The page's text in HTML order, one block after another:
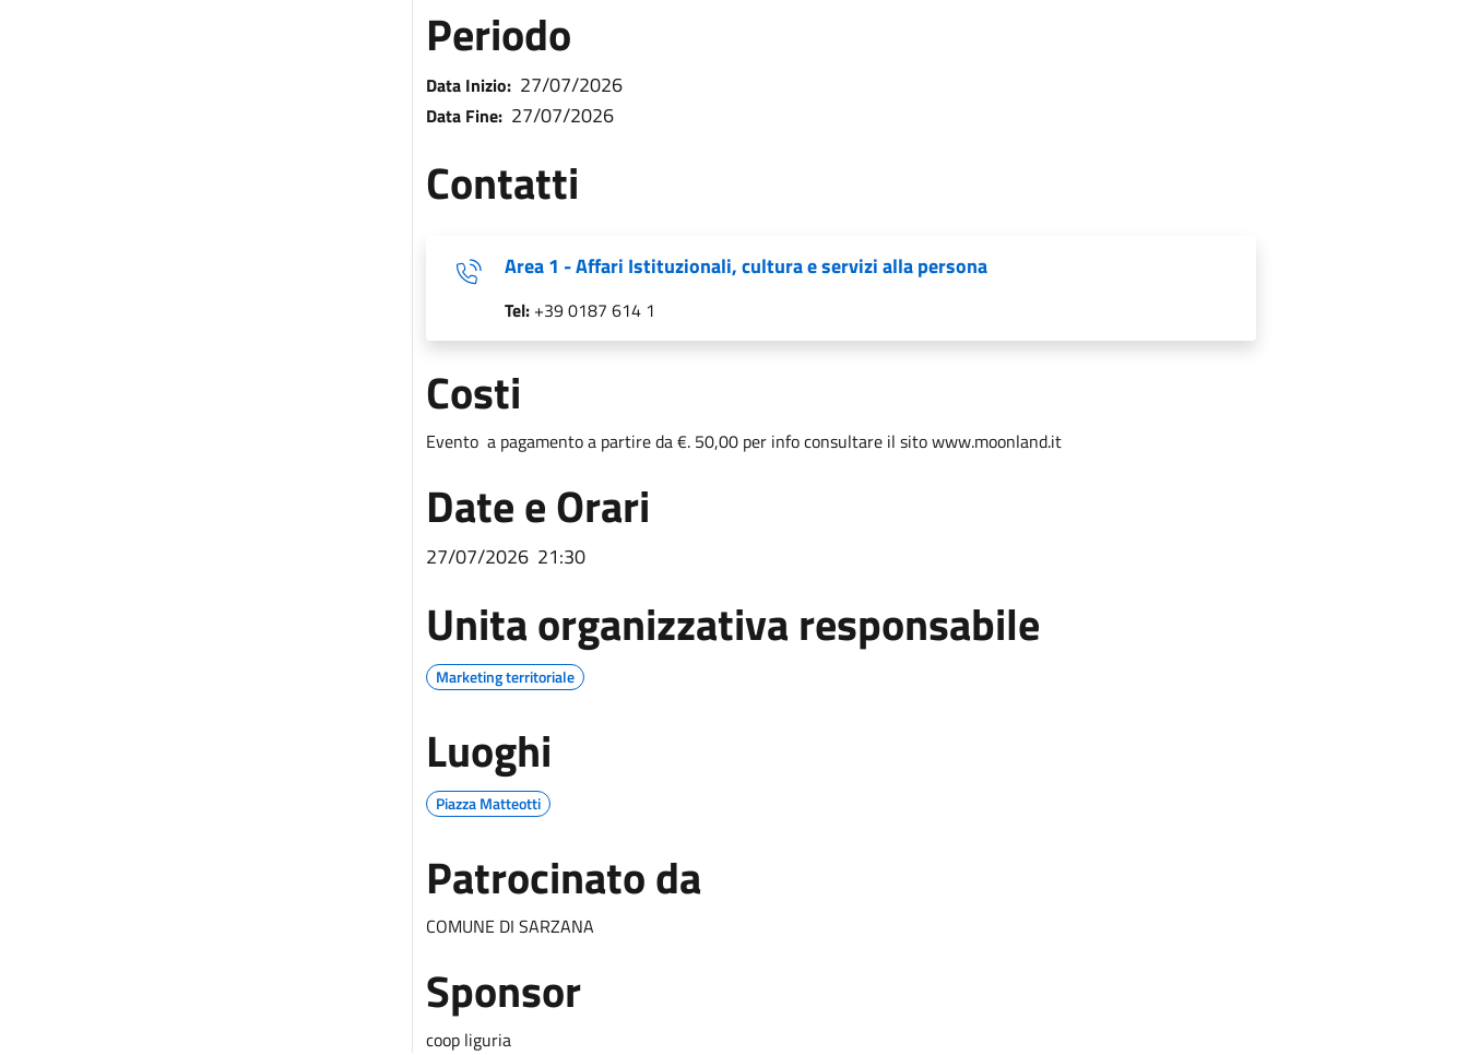
Periodo
Data Inizio: 27/07/2026
Data Fine: 27/07/2026
Contatti
Area 1 - Affari Istituzionali, cultura e servizi alla persona
Tel: +39 0187 614 1
Costi
Evento a pagamento a partire da €. 50,00 per info consultare il sito www.moonland.it
Date e Orari
27/07/2026 21:30
Unita organizzativa responsabile
Marketing territoriale
Luoghi
Piazza Matteotti
Patrocinato da
COMUNE DI SARZANA
Sponsor
coop liguria